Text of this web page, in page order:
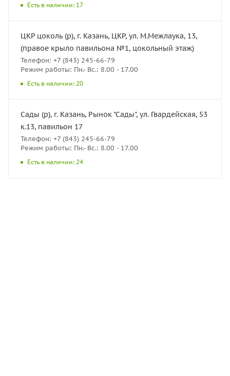
Есть в наличии: 17
ЦКР цоколь (р), г. Казань, ЦКР, ул. М.Межлаука, 13,
(правое крыло павильона №1, цокольный этаж)
Телефон: +7 (843) 245-66-79
Режим работы: Пн.- Вс.: 8.00 - 17.00
Есть в наличии: 20
Сады (р), г. Казань, Рынок "Сады", ул. Гвардейская, 53
к.13, павильон 17
Телефон: +7 (843) 245-66-79
Режим работы: Пн.- Вс.: 8.00 - 17.00
Есть в наличии: 24